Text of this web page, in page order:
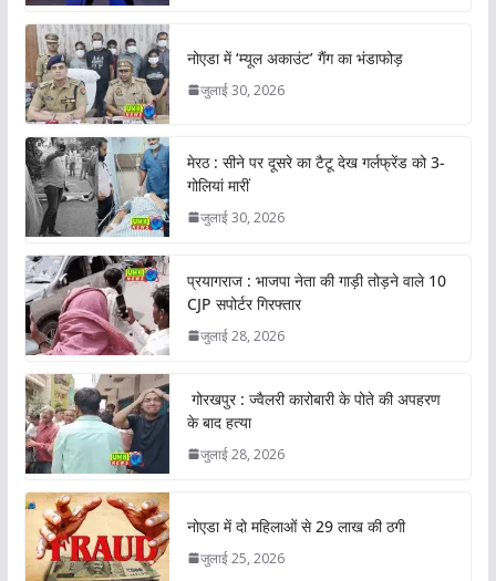
नोएडा में ‘म्यूल अकाउंट’ गैंग का भंडाफोड़
जुलाई 30, 2026
मेरठ : सीने पर दूसरे का टैटू देख गर्लफ्रेंड को 3-
गोलियां मारीं
जुलाई 30, 2026
प्रयागराज : भाजपा नेता की गाड़ी तोड़ने वाले 10
CJP सपोर्टर गिरफ्तार
जुलाई 28, 2026
गोरखपुर : ज्वैलरी कारोबारी के पोते की अपहरण
के बाद हत्या
जुलाई 28, 2026
नोएडा में दो महिलाओं से 29 लाख की ठगी
जुलाई 25, 2026